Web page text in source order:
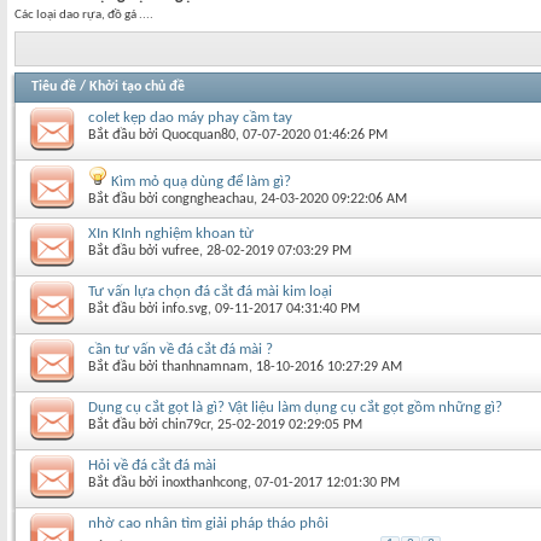
Các loại dao rựa, đồ gá ....
Tiêu đề / Khởi tạo chủ đề
colet kẹp dao máy phay cầm tay
Bắt đầu bởi Quocquan80‎, 07-07-2020 01:46:26 PM
Kìm mỏ quạ dùng để làm gì?
Bắt đầu bởi congngheachau‎, 24-03-2020 09:22:06 AM
XIn KInh nghiệm khoan từ
Bắt đầu bởi vufree‎, 28-02-2019 07:03:29 PM
Tư vấn lựa chọn đá cắt đá mài kim loại
Bắt đầu bởi info.svg‎, 09-11-2017 04:31:40 PM
cần tư vấn về đá cắt đá mài ?
Bắt đầu bởi thanhnamnam‎, 18-10-2016 10:27:29 AM
Dụng cụ cắt gọt là gì? Vật liệu làm dụng cụ cắt gọt gồm những gì?
Bắt đầu bởi chin79cr‎, 25-02-2019 02:29:05 PM
Hỏi về đá cắt đá mài
Bắt đầu bởi inoxthanhcong‎, 07-01-2017 12:01:30 PM
nhờ cao nhân tìm giải pháp tháo phôi